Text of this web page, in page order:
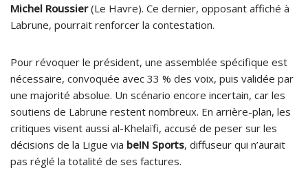
Michel Roussier(Le Havre). Ce dernier, opposant affiché à
Labrune, pourrait renforcer la contestation.
Pour révoquer le président, une assemblée spécifique est
nécessaire, convoquée avec 33 % des voix, puis validée par
une majorité absolue. Un scénario encore incertain, car les
soutiens de Labrune restent nombreux. En arrière-plan, les
critiques visent aussi al-Khelaïfi, accusé de peser sur les
décisions de la Ligue via beIN Sports, diffuseur qui n’aurait
pas réglé la totalité de ses factures.